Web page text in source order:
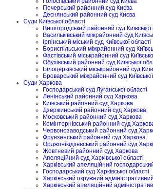
Печерський районний суд Києва
Деснянський районний суд Києва
Суди Київської області
Вишгородський районний суд Київської
Васильківський міжрайонний суд
Ірпінський міський суд Київської області
Бориспільський міжрайонний суд
Фастівський міськрайонний суд
Обухівський районний суд Київської
Білоцерківський міськрайонний суд
Броварський міжрайонний суд
Суди Харкова
Господарський суд Луганської області
Ленінський районний суд Харкова
Київський районний суд Харкова
Дзержинський районний суд Харкова
Московський районний суд Харкова
Комінтернівський районний суд
Червонозаводський районний суд
Фрунзенський районний суд Харкова
Орджонікідзевський районний суд
Жовтневий районний суд Харкова
Апеляційний суд Харківської області
Харківський апеляційний
Господарський суд Харківської області
Харківський окружний
Харківський апеляційний